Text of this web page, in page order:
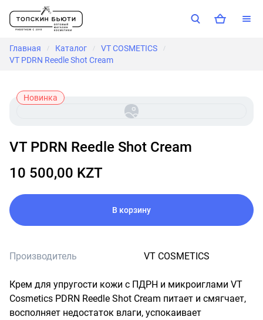
Главная / Каталог / VT COSMETICS /
VT PDRN Reedle Shot Cream
Новинка
VT PDRN Reedle Shot Cream
10 500,00 KZT
В корзину
Производитель VT COSMETICS
Крем для упругости кожи с ПДРН и микроиглами VT
Cosmetics PDRN Reedle Shot Cream питает и смягчает,
восполняет недостаток влаги, успокаивает